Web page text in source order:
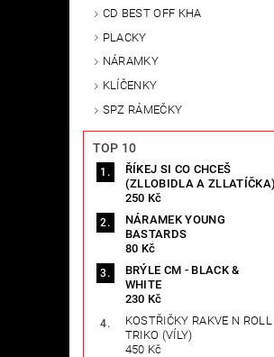
CD BEST OFF KHA
PLACKY
NÁRAMKY
KLÍČENKY
SPZ RÁMEČKY
TOP 10
ŘÍKEJ SI CO CHCEŠ
(ZLLOBIDLA A ZLLATÍČKA)
250 Kč
NÁRAMEK YOUNG
BASTARDS
80 Kč
BRÝLE CM - BLACK &
WHITE
230 Kč
KOSTŘIČKY RAKVE N ROLL
TRIKO (VÍLY)
450 Kč